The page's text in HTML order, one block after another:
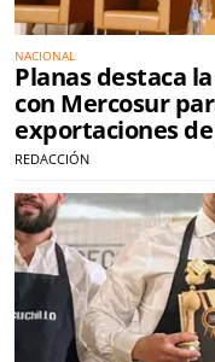
NACIONAL
Planas destaca
con Mercosur
exportaciones
REDACCIÓN